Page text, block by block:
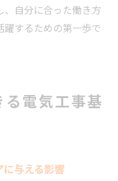
、自分に合った働き方
するための第一歩で
電気工事基
与える影響